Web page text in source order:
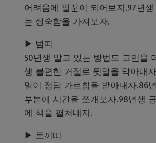
어려움에 일꾼이 되어보자.97년
는 성숙함을 가져보자.
▶ 범띠
50년생 알고 있는 방법도 고민을
생 불편한 거절로 뒷말을 막아내
말이 정답 가르침을 받아내자.86
부분에 시간을 쪼개보자.98년생
에 책을 펼쳐내자.
▶ 토끼띠